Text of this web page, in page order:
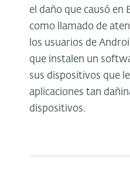
el daño que causó en
como llamado de
los usuarios de
que instalen un
sus dispositivos que
aplicaciones tan
dispositivos.